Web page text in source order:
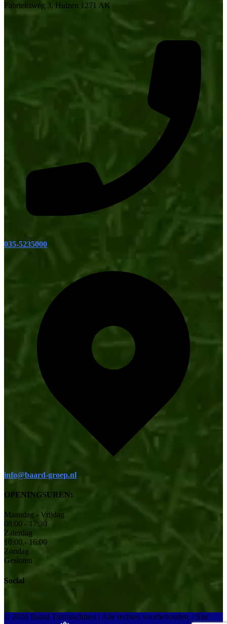
Fabrieksweg 3, Huizen 1271 AK
035-5235000
info@baard-groep.nl
OPENINGSUREN:
Maandag - Vrijdag
08:00 - 17:30
Zaterdag
10:00 - 16:00
Zondag
Gesloten
Social
© 2026 Baard Tuinmachines | Alle rechten voorbehouden. | Site